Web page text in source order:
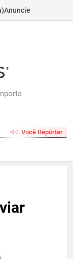
Anuncie
Você Repórter